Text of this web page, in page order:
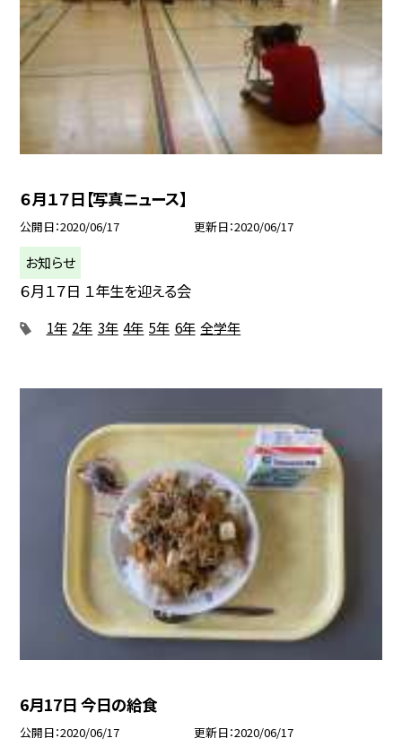
６月１７日【写真ニュース】
公開日 2020/06/17 更新日 2020/06/17
お知らせ
６月１７日 １年生を迎える会
1年 2年 3年 4年 5年 6年 全学年
6月17日 今日の給食
公開日 2020/06/17 更新日 2020/06/17